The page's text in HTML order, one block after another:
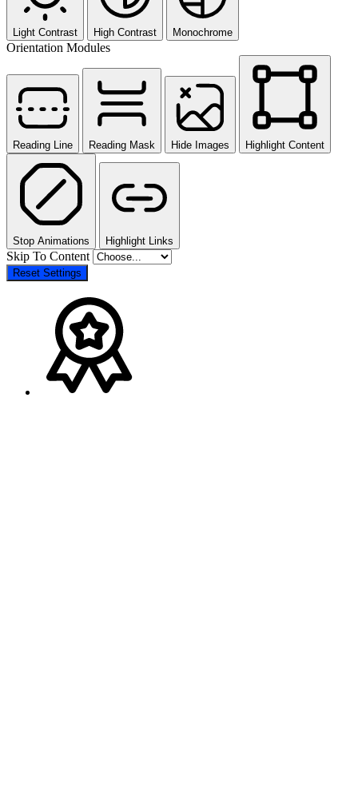
Light Contrast High Contrast Monochrome
Orientation Modules
Reading Line Reading Mask Hide Images Highlight Content
Stop Animations Highlight Links
Skip To Content
Reset Settings